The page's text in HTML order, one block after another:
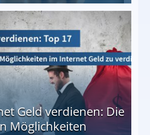
Geld verdienen: Die
Möglichkeiten